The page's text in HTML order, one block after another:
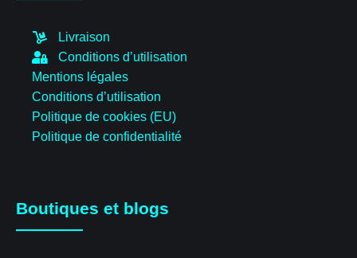
Livraison
Conditions d’utilisation
Mentions légales
Conditions d’utilisation
Politique de cookies (EU)
Politique de confidentialité
Boutiques et blogs